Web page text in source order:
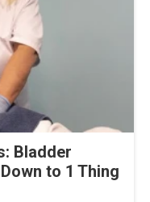
Bladder
to 1 Thing